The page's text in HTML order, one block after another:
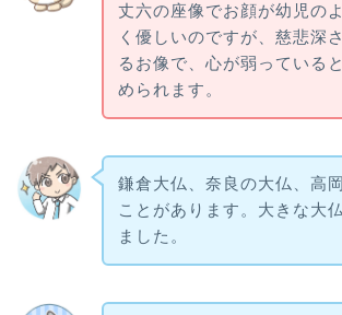
丈六の座像でお顔が幼児の
く優しいのですが、慈悲深
るお像で、心が弱っている
められます。
鎌倉大仏、奈良の大仏、高
ことがあります。大きな大
ました。